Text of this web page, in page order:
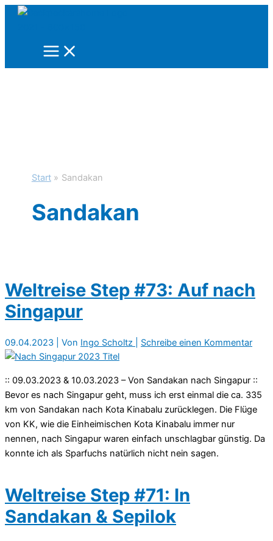
Zum
Start Sandakan
Sandakan
Weltreise Step #73: Auf nach
Singapur
09.04.2023 | Von Ingo Scholtz Schreibe einen Kommentar
:: 09.03.2023 & 10.03.2023 – Von Sandakan nach Singapur ::
Bevor es nach Singapur geht, muss ich erst einmal die ca. 335
km von Sandakan nach Kota Kinabalu zurücklegen. Die Flüge
von KK, wie die Einheimischen Kota Kinabalu immer nur
nennen, nach Singapur waren einfach unschlagbar günstig. Da
konnte ich als Sparfuchs natürlich nicht nein sagen.
Weltreise Step #71: In
Sandakan & Sepilok